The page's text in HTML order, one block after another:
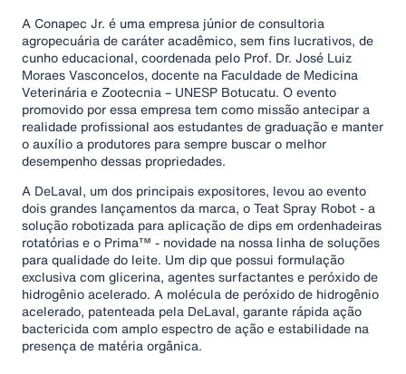
A Conapec Jr. é uma empresa júnior de consultoria
agropecuária de caráter acadêmico, sem ﬁns lucrativos, de
cunho educacional, coordenada pelo Prof. Dr. José Luiz
Moraes Vasconcelos, docente na Faculdade de Medicina
Veterinária e Zootecnia – UNESP Botucatu. O evento
promovido por essa empresa​ tem como missão antecipar a
realidade proﬁssional aos estudantes de graduação e manter
o auxílio a produtores para sempre buscar o melhor
desempenho dessas propriedades.
A DeLaval, um dos principais expositores, levou ao evento
dois grandes lançamentos da marca, o Teat Spray Robot - a
solução robotizada para aplicação de dips em ordenhadeiras
rotatórias e o Prima™ - novidade na nossa linha de soluções
para qualidade do leite. Um dip que possui formulação
exclusiva com glicerina, agentes surfactantes e peróxido de
hidrogênio acelerado. A molécula de peróxido de hidrogênio
acelerado, patenteada pela DeLaval, garante rápida ação
bactericida com amplo espectro de ação e estabilidade na
presença de matéria orgânica.